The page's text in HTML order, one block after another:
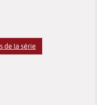
de la série